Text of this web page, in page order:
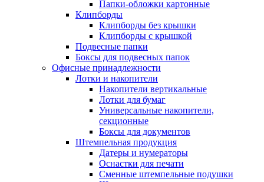
Папки-обложки картонные
Клипборды
Клипборды без крышки
Клипборды с крышкой
Подвесные папки
Боксы для подвесных папок
Офисные принадлежности
Лотки и накопители
Накопители вертикальные
Лотки для бумаг
Универсальные накопители,
секционные
Боксы для документов
Штемпельная продукция
Датеры и нумераторы
Оснастки для печати
Сменные штемпельные подушки